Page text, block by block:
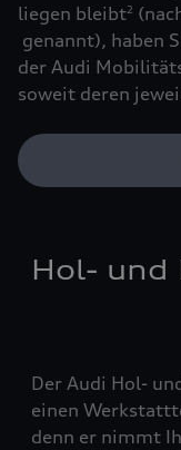
liegen bleibt2
genannt), haben
der Audi
soweit deren
Hol- und
Der Audi Hol-
einen
denn er nimmt